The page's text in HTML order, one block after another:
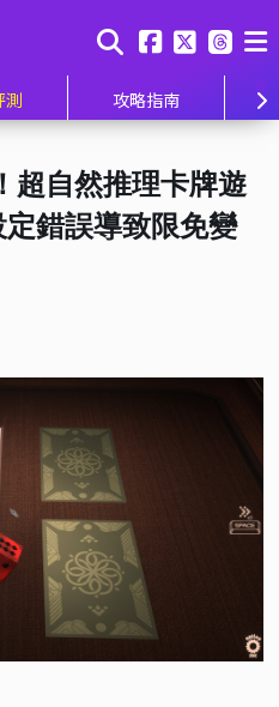
測 攻略指南
超自然推理卡牌遊
錯誤導致限免變